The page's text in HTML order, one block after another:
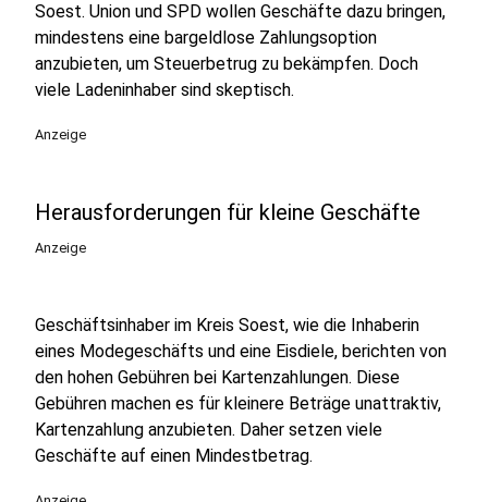
Soest. Union und SPD wollen Geschäfte dazu bringen,
mindestens eine bargeldlose Zahlungsoption
anzubieten, um Steuerbetrug zu bekämpfen. Doch
viele Ladeninhaber sind skeptisch.
Anzeige
Herausforderungen für kleine Geschäfte
Anzeige
Geschäftsinhaber im Kreis Soest, wie die Inhaberin
eines Modegeschäfts und eine Eisdiele, berichten von
den hohen Gebühren bei Kartenzahlungen. Diese
Gebühren machen es für kleinere Beträge unattraktiv,
Kartenzahlung anzubieten. Daher setzen viele
Geschäfte auf einen Mindestbetrag.